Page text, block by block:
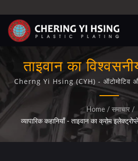
ताइवान का
क्रोम
Cherng Yi Hsing (CYH) - ऑटोमोटिव
50+ वर्षों का उन्नत
Home / समाचार /
व्यापारिक कहानियाँ - ताइवान का क्रोम